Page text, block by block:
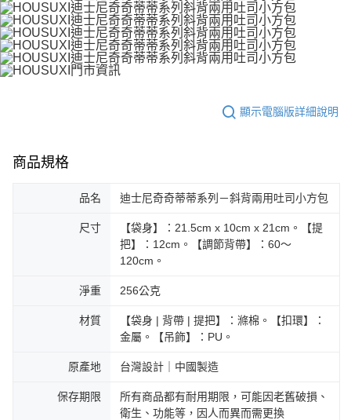
顯示電腦版詳細說明
商品規格
品名 迪士尼奇奇蒂蒂系列－斜背兩用吐司小方包
尺寸
【袋身】：21.5cm x 10cm x 21cm。【提
把】：12cm。【調節背帶】：60～
120cm。
淨重 256公克
材質
【袋身 | 背帶 | 提把】：滌棉。【扣環】：
金屬。【吊飾】：PU。
原產地 台灣設計｜中國製造
保存期限
所有商品都有耐用期限，可能因老舊破損、
衛生、功能等，因人而異而需更換